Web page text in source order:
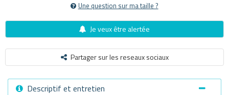
Une question sur ma taille ?
Je veux être alertée
Partager sur les reseaux sociaux
Descriptif et entretien